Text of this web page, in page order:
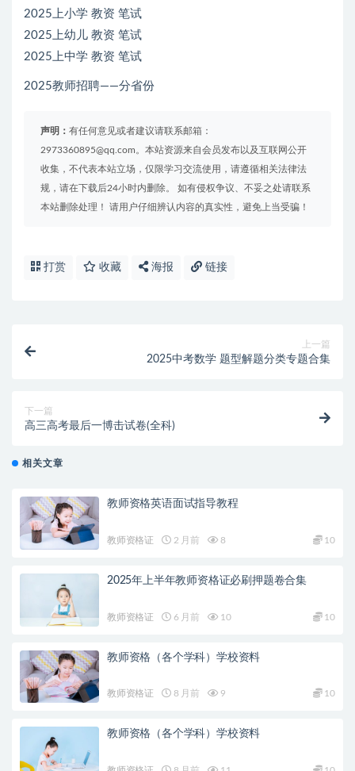
2025上小学 教资 笔试
2025上幼儿 教资 笔试
2025上中学 教资 笔试
2025教师招聘——分省份
声明： 有任何意见或者建议请联系邮箱：
2973360895@qq.com。本站资源来自会员发布以及互联网公开
收集，不代表本站立场，仅限学习交流使用，请遵循相关法律法
规，请在下载后24小时内删除。 如有侵权争议、不妥之处请联系
本站删除处理！ 请用户仔细辨认内容的真实性，避免上当受骗！
打赏 收藏 海报 链接
上一篇
2025中考数学 题型解题分类专题合集
下一篇
高三高考最后一博击试卷(全科)
相关文章
教师资格英语面试指导教程
教师资格证 2 月前 8 10
2025年上半年教师资格证必刷押题卷合集
教师资格证 6 月前 10 10
教师资格（各个学科）学校资料
教师资格证 8 月前 9 10
教师资格（各个学科）学校资料